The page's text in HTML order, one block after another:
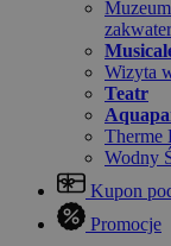
Wizyta
Teatr
Therme
Wodny
Kupon
Promocje